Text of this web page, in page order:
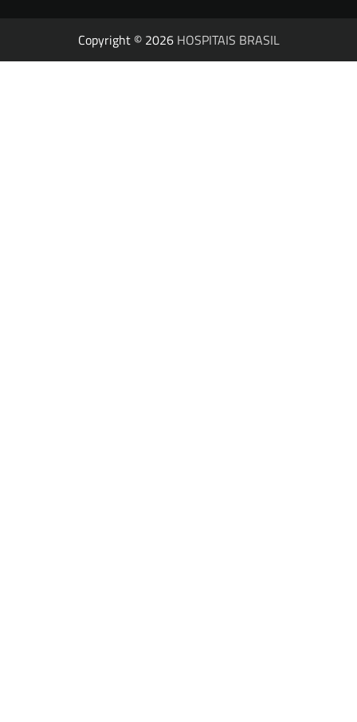
Copyright © 2026 HOSPITAIS BRASIL